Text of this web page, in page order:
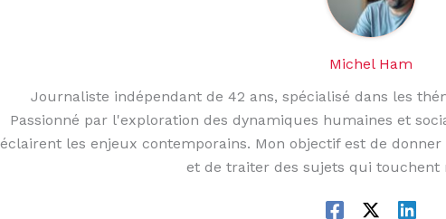
Michel Ham
Journaliste indépendant de 42 ans, spécialisé dans les
Passionné par l'exploration des dynamiques humaines et
éclairent les enjeux contemporains. Mon objectif est de
et de traiter des sujets qui touchent